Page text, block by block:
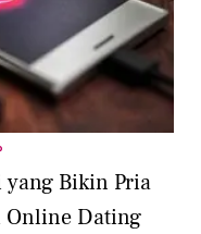
Bikin Pria
Online Dating